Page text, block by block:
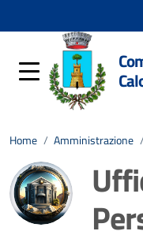
Home / Amministrazione /